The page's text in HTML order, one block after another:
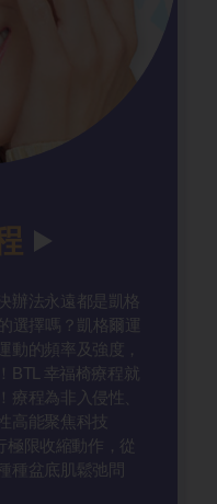
辦法永遠都是凱格
選擇嗎？凱格爾運
動的頻率及強度，
BTL 幸福椅療程就
療程為非入侵性、
高能聚焦科技
極限收縮動作，從
種盆底肌鬆弛問